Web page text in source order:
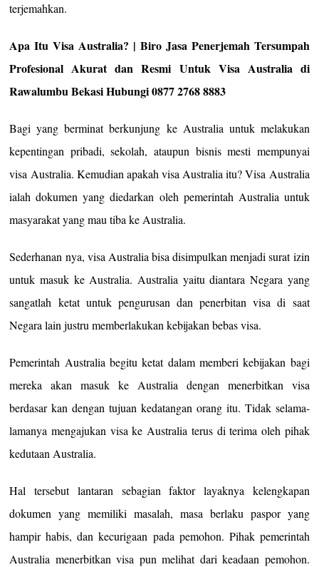
terjemahkan.
Apa Itu Visa Australia? | Biro Jasa Penerjemah Tersumpah
Profesional Akurat dan Resmi Untuk Visa Australia di
Rawalumbu Bekasi Hubungi 0877 2768 8883
Bagi yang berminat berkunjung ke Australia untuk melakukan
kepentingan pribadi, sekolah, ataupun bisnis mesti mempunyai
visa Australia. Kemudian apakah visa Australia itu? Visa Australia
ialah dokumen yang diedarkan oleh pemerintah Australia untuk
masyarakat yang mau tiba ke Australia.
Sederhanan nya, visa Australia bisa disimpulkan menjadi surat izin
untuk masuk ke Australia. Australia yaitu diantara Negara yang
sangatlah ketat untuk pengurusan dan penerbitan visa di saat
Negara lain justru memberlakukan kebijakan bebas visa.
Pemerintah Australia begitu ketat dalam memberi kebijakan bagi
mereka akan masuk ke Australia dengan menerbitkan visa
berdasar kan dengan tujuan kedatangan orang itu. Tidak selama-
lamanya mengajukan visa ke Australia terus di terima oleh pihak
kedutaan Australia.
Hal tersebut lantaran sebagian faktor layaknya kelengkapan
dokumen yang memiliki masalah, masa berlaku paspor yang
hampir habis, dan kecurigaan pada pemohon. Pihak pemerintah
Australia menerbitkan visa pun melihat dari keadaan pemohon.